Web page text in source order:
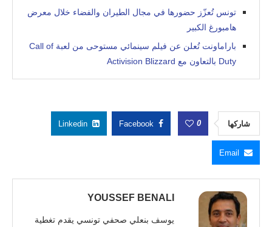
تونس تُعزّز حضورها في مجال الطيران والفضاء خلال معرض
هامبورغ الكبير
باراماونت تُعلن عن فيلم سينمائي مستوحى من لعبة Call of
Duty بالتعاون مع Activision Blizzard
شاركها 0
Facebook
Linkedin
Email
YOUSSEF BENALI
يوسف بنعلي صحفي تونسي يقدم تغطية